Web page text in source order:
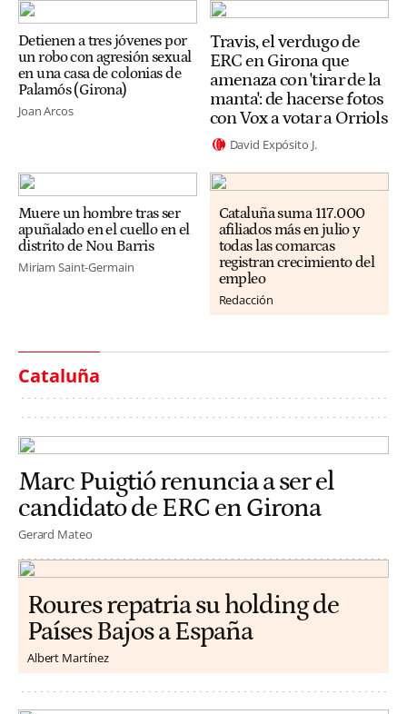
Detienen a tres jóvenes por
un robo con agresión sexual
en una casa de colonias de
Palamós (Girona)
Joan Arcos
Travis, el verdugo de
ERC en Girona que
amenaza con 'tirar de la
manta': de hacerse fotos
con Vox a votar a Orriols
David Expósito J.
Muere un hombre tras ser
apuñalado en el cuello en el
distrito de Nou Barris
Miriam Saint-Germain
Cataluña suma 117.000
afiliados más en julio y
todas las comarcas
registran crecimiento del
empleo
Redacción
Cataluña
Marc Puigtió renuncia a ser el
candidato de ERC en Girona
Gerard Mateo
Roures repatria su holding de
Países Bajos a España
Albert Martínez